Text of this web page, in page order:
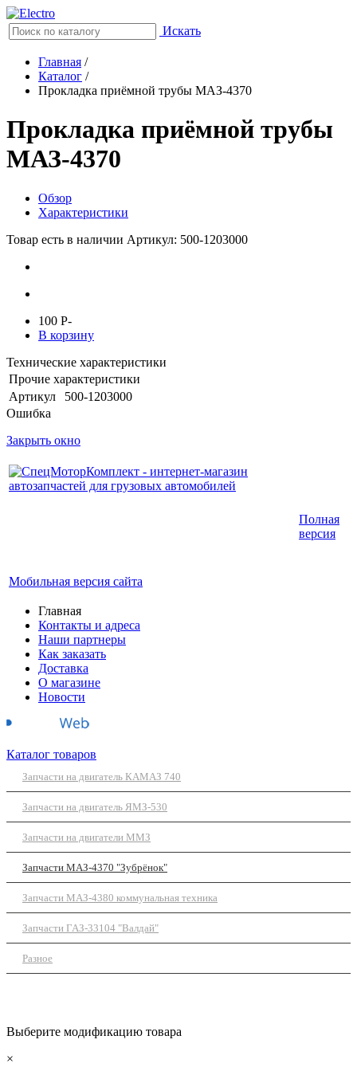
Искать
Главная /
Каталог /
Прокладка приёмной трубы МАЗ-4370
Прокладка приёмной трубы
МАЗ-4370
Обзор
Характеристики
Товар есть в наличии Артикул: 500-1203000
100 P-
В корзину
Технические характеристики
Прочие характеристики
Артикул
500-1203000
Ошибка
Закрыть окно
Мобильная версия сайта
Полная
версия
Главная
Контакты и адреса
Наши партнеры
Как заказать
Доставка
О магазине
Новости
Каталог товаров
Запчасти на двигатель КАМАЗ 740
Запчасти на двигатель ЯМЗ-530
Запчасти на двигатели ММЗ
Запчасти МАЗ-4370 "Зубрёнок"
Запчасти МАЗ-4380 коммунальная техника
Запчасти ГАЗ-33104 "Валдай"
Разное
Выберите модификацию товара
×